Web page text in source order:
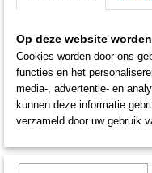
Werkbank
Op deze website
Cookies worden door ons
functies en het
media-, advertentie- en
kunnen deze informatie
verzameld door uw gebruik